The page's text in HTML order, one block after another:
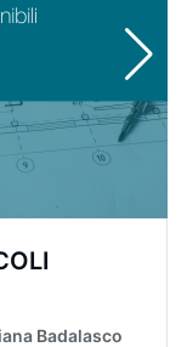
Badalasco